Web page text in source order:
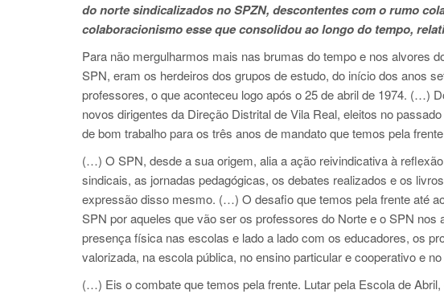
do norte sindicalizados no SPZN, descontentes com o rumo
colaboracionismo esse que consolidou ao longo do tempo,
Para não mergulharmos mais nas brumas do tempo e nos alvores
SPN, eram os herdeiros dos grupos de estudo, do início dos anos
professores, o que aconteceu logo após o 25 de abril de 1974. (…)
novos dirigentes da Direção Distrital de Vila Real, eleitos no
de bom trabalho para os três anos de mandato que temos pela
(…) O SPN, desde a sua origem, alia a ação reivindicativa à
sindicais, as jornadas pedagógicas, os debates realizados e os
expressão disso mesmo. (…) O desafio que temos pela frente até
SPN por aqueles que vão ser os professores do Norte e o SPN
presença física nas escolas e lado a lado com os educadores, os
valorizada, na escola pública, no ensino particular e cooperativo e
(…) Eis o combate que temos pela frente. Lutar pela Escola de